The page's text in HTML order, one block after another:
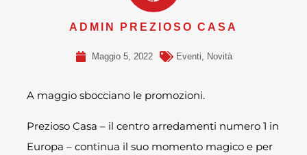
ADMIN PREZIOSO CASA
Maggio 5, 2022 Eventi, Novità
A maggio sbocciano le promozioni.
Prezioso Casa – il centro arredamenti numero 1 in
Europa – continua il suo momento magico e per